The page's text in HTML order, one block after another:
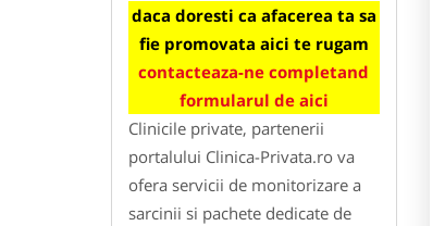
daca doresti ca afacerea ta sa
fie promovata aici te rugam
contacteaza-ne completand
formularul de aici
Clinicile private, partenerii
portalului Clinica-Privata.ro va
ofera servicii de monitorizare a
sarcinii si pachete dedicate de